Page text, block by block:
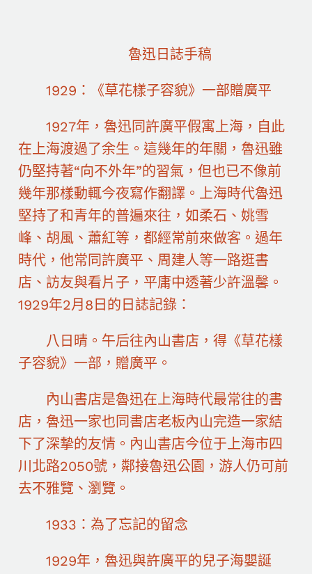
魯迅日誌手稿
1929：《草花樣子容貌》一部贈廣平
1927年，魯迅同許廣平假寓上海，自此
在上海渡過了余生。這幾年的年關，魯迅雖
仍堅持著“向不外年”的習氣，但也已不像前
幾年那樣動輒今夜寫作翻譯。上海時代魯迅
堅持了和青年的普遍來往，如柔石、姚雪
峰、胡風、蕭紅等，都經常前來做客。過年
時代，他常同許廣平、周建人等一路逛書
店、訪友與看片子，平庸中透著少許溫馨。
1929年2月8日的日誌記錄：
八日晴。午后往內山書店，得《草花樣
子容貌》一部，贈廣平。
內山書店是魯迅在上海時代最常往的書
店，魯迅一家也同書店老板內山完造一家結
下了深摯的友情。內山書店今位于上海市四
川北路2050號，鄰接魯迅公園，游人仍可前
去不雅覽、瀏覽。
1933：為了忘記的留念
1929年，魯迅與許廣平的兒子海嬰誕